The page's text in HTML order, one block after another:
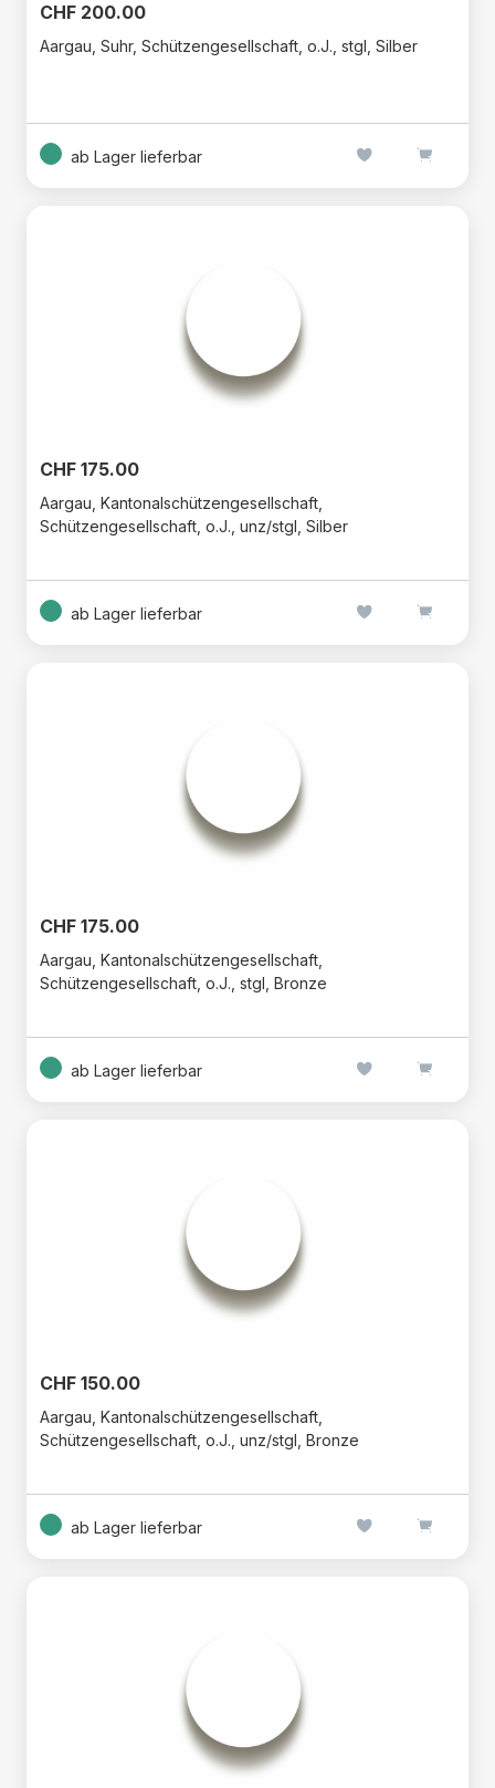
CHF 200.00
Aargau, Suhr, Schützengesellschaft, o.J., stgl, Silber
ab Lager lieferbar
CHF 175.00
Aargau, Kantonalschützengesellschaft,
Schützengesellschaft, o.J., unz/stgl, Silber
ab Lager lieferbar
CHF 175.00
Aargau, Kantonalschützengesellschaft,
Schützengesellschaft, o.J., stgl, Bronze
ab Lager lieferbar
CHF 150.00
Aargau, Kantonalschützengesellschaft,
Schützengesellschaft, o.J., unz/stgl, Bronze
ab Lager lieferbar